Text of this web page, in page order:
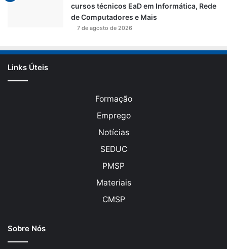
cursos técnicos EaD em Informática, Rede
de Computadores e Mais
7 de agosto de 2026
Links Úteis
Formação
Emprego
Notícias
SEDUC
PMSP
Materiais
CMSP
Sobre Nós